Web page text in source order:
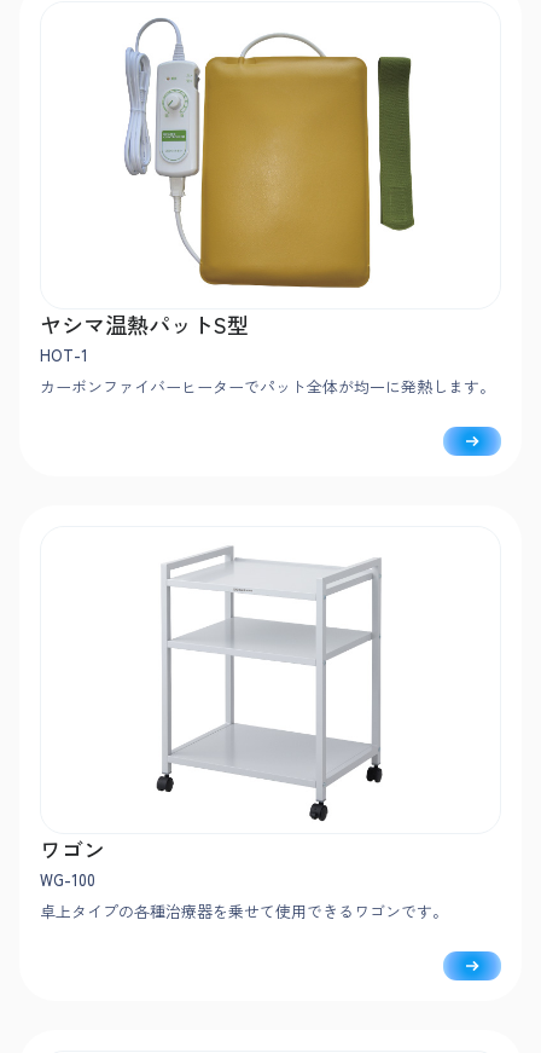
ヤシマ温熱パットS型
HOT-1
カーボンファイバーヒーターでパット全体が均一に発熱します。
ワゴン
WG-100
卓上タイプの各種治療器を乗せて使用できるワゴンです。